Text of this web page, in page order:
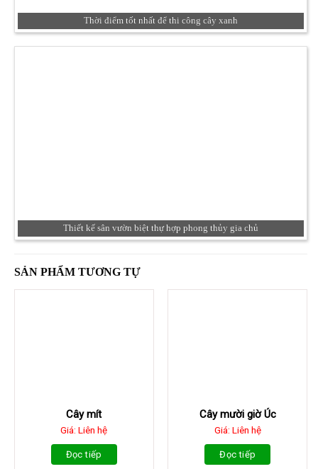
Thời điểm tốt nhất để thi công cây xanh
Thiết kế sân vườn biệt thự hợp phong thủy gia chủ
SẢN PHẨM TƯƠNG TỰ
Cây mít
Giá: Liên hệ
Đọc tiếp
Cây mười giờ Úc
Giá: Liên hệ
Đọc tiếp